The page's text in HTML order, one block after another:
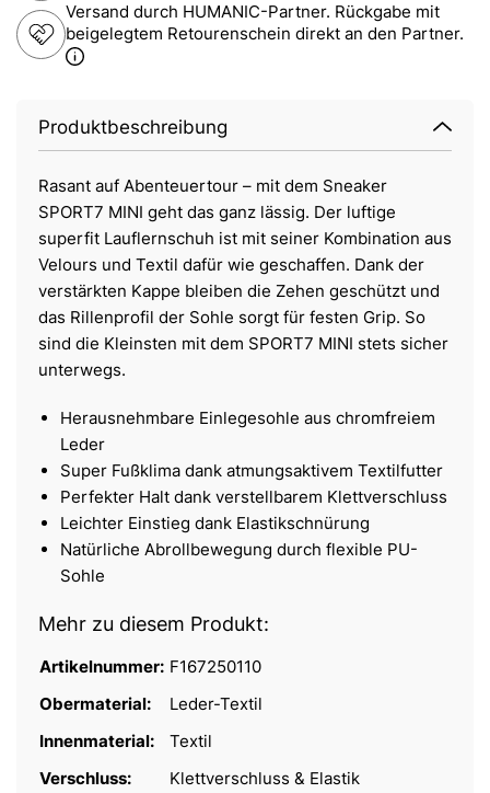
Versand durch HUMANIC-Partner. Rückgabe mit
beigelegtem Retourenschein direkt an den Partner.
Produktbeschreibung
Rasant auf Abenteuertour – mit dem Sneaker
SPORT7 MINI geht das ganz lässig. Der luftige
superfit Lauflernschuh ist mit seiner Kombination aus
Velours und Textil dafür wie geschaffen. Dank der
verstärkten Kappe bleiben die Zehen geschützt und
das Rillenprofil der Sohle sorgt für festen Grip. So
sind die Kleinsten mit dem SPORT7 MINI stets sicher
unterwegs.
Herausnehmbare Einlegesohle aus chromfreiem
Leder
Super Fußklima dank atmungsaktivem Textilfutter
Perfekter Halt dank verstellbarem Klettverschluss
Leichter Einstieg dank Elastikschnürung
Natürliche Abrollbewegung durch flexible PU-
Sohle
Mehr zu diesem Produkt:
Artikelnummer: F167250110
Obermaterial:
Leder-Textil
Innenmaterial:
Textil
Verschluss:
Klettverschluss & Elastik